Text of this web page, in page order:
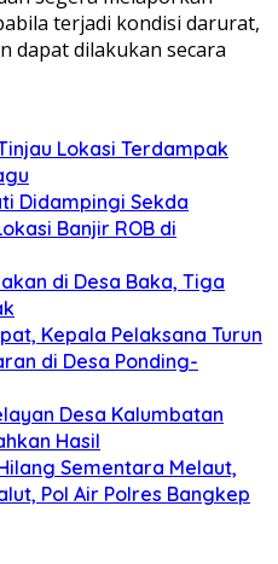
terjadi kondisi darurat,
dapat dilakukan secara
Lokasi Terdampak
Didampingi Sekda
Banjir ROB di
di Desa Baka, Tiga
Kepala Pelaksana Turun
di Desa Ponding-
Desa Kalumbatan
Hasil
Sementara Melaut,
Pol Air Polres Bangkep